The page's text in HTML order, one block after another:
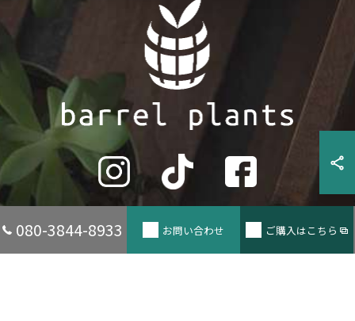
080-3844-8933 お問い合わせ ご購入はこちら
© 2026 兵庫県たつの市の観葉植物ならbarrel plants ALL RIGHTS RESERVED.